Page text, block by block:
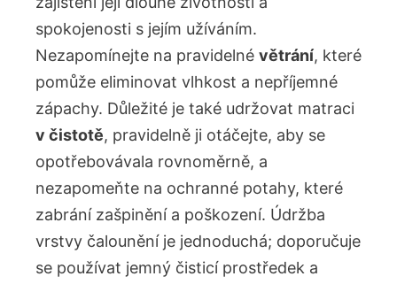
spokojenosti s jejím užíváním.
Nezapomínejte na pravidelné větrání, které
pomůže eliminovat vlhkost a nepříjemné
zápachy. Důležité je také udržovat matraci
v čistotě, pravidelně ji otáčejte, aby se
opotřebovávala rovnoměrně, a
nezapomeňte na ochranné potahy, které
zabrání zašpinění a poškození. Údržba
vrstvy čalounění je jednoduchá; doporučuje
se používat jemný čisticí prostředek a